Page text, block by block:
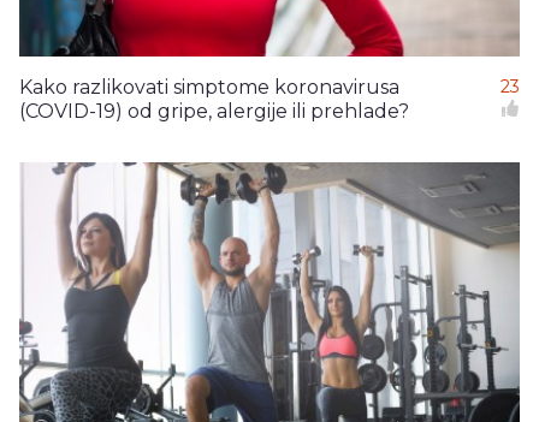
Kako razlikovati simptome koronavirusa
(COVID-19) od gripe, alergije ili prehlade?
23